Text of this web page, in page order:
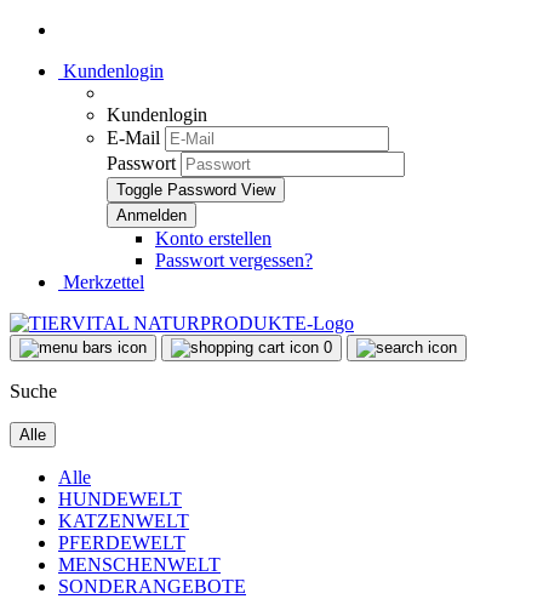
Kundenlogin
Kundenlogin
E-Mail
Passwort
Toggle Password View
Konto erstellen
Passwort vergessen?
Merkzettel
0
Suche
Alle
Alle
HUNDEWELT
KATZENWELT
PFERDEWELT
MENSCHENWELT
SONDERANGEBOTE